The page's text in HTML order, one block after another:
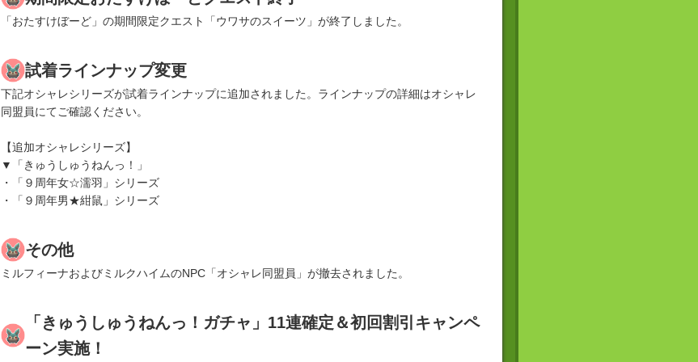
「おたすけぼーど」の期間限定クエスト「ウワサのスイーツ」が終了しました。
試着ラインナップ変更
下記オシャレシリーズが試着ラインナップに追加されました。ラインナップの詳細はオシャレ
同盟員にてご確認ください。
【追加オシャレシリーズ】
▼「きゅうしゅうねんっ！」
・「９周年女☆濡羽」シリーズ
・「９周年男★紺鼠」シリーズ
その他
ミルフィーナおよびミルクハイムのNPC「オシャレ同盟員」が撤去されました。
「きゅうしゅうねんっ！ガチャ」11連確定＆初回割引キャンペ
ーン実施！